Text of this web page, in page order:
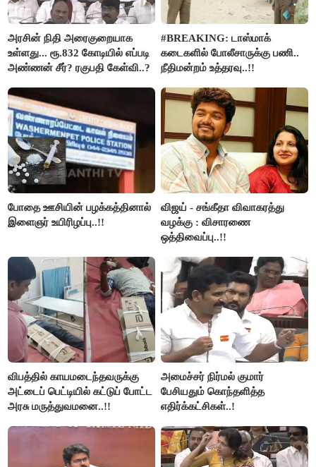
அரசின் நிதி அரைகுறையாக
உள்ளது... ரூ.832 கோடியில் எப்படி
அண்ணன் சீர்? ரகுபதி கேள்வி..?
#BREAKING: டாஸ்மாக்
கடைகளில் போலீசாருக்கு பணி..
நீதிமன்றம் உத்தரவு..!!
போதை ஊசியின் பழக்கத்தினால்
இளைஞர் உயிரிழப்பு..!!
விஜய் - சங்கீதா விவாகரத்து
வழக்கு : விசாரணை
ஒத்திவைப்பு..!!
விபத்தில் காயமடைந்தவருக்கு
அட்டைப் பெட்டியில் கட்டுப் போட்ட
அரசு மருத்துவமனை..!!
அமைச்சர் நிர்மல் குமார்
பேசியதும் கொந்தளித்த
எதிர்க்கட்சிகள்..!